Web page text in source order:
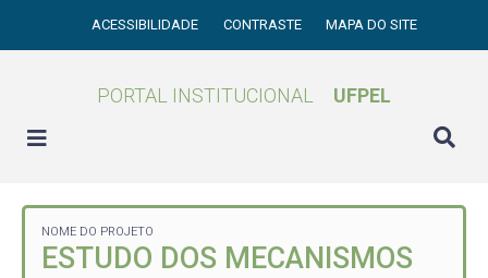
ACESSIBILIDADE CONTRASTE MAPA DO SITE
PORTAL INSTITUCIONAL UFPEL
NOME DO PROJETO
ESTUDO DOS MECANISMOS